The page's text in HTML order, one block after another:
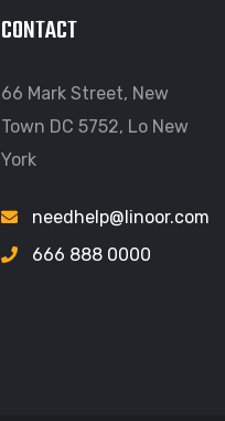
CONTACT
66 Mark Street, New
Town DC 5752, Lo New
York
needhelp@linoor.com
666 888 0000